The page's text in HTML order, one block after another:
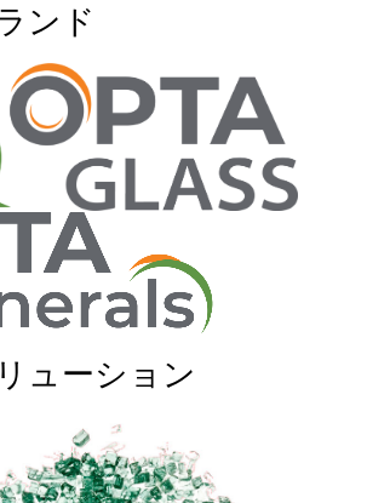
ンド
ューション